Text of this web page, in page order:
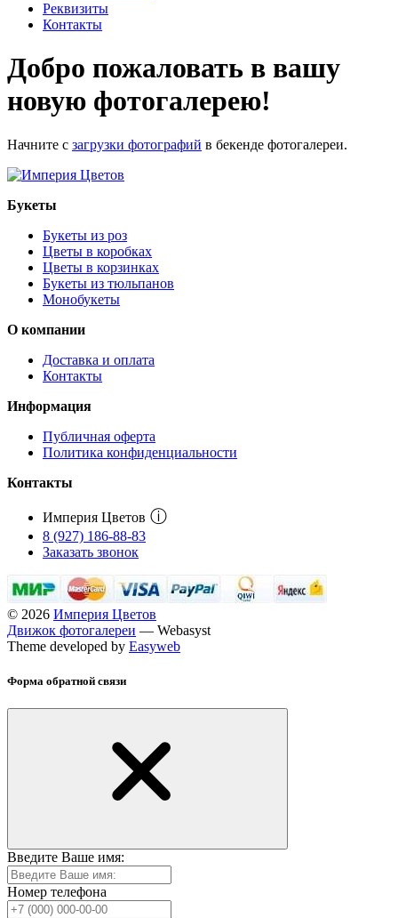
Реквизиты
Контакты
Добро пожаловать в вашу
новую фотогалерею!
Начните с загрузки фотографий в бекенде фотогалереи.
Букеты
Букеты из роз
Цветы в коробках
Цветы в корзинках
Букеты из тюльпанов
Монобукеты
О компании
Доставка и оплата
Контакты
Информация
Публичная оферта
Политика конфиденциальности
Контакты
Империя Цветов ⓘ
8 (927) 186-88-83
Заказать звонок
© 2026 Империя Цветов
Движок фотогалереи — Webasyst
Theme developed by Easyweb
Форма обратной связи
Введите Ваше имя:
Номер телефона